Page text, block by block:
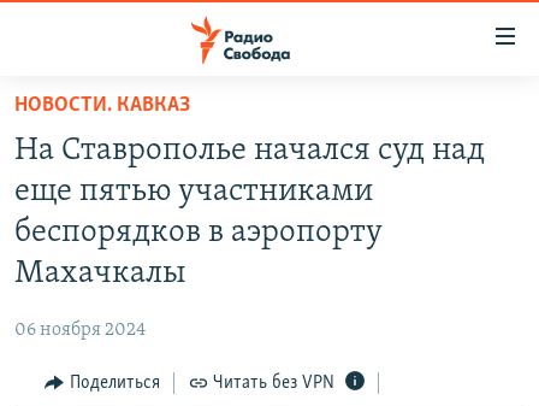
упрощенного
доступа
основному
содержанию
навигации
ПОДКАСТЫ
АВТОРСКИЕ ПРОЕКТЫ
ЦИТАТЫ СВОБОДЫ
КУЛЬТУРА
IDEL.РЕАЛИИ
НОВОСТИ. КАВКАЗ
На Ставрополье начался суд над
еще пятью участниками
беспорядков в аэропорту
Махачкалы
06 ноября 2024
Поделиться Читать без VPN